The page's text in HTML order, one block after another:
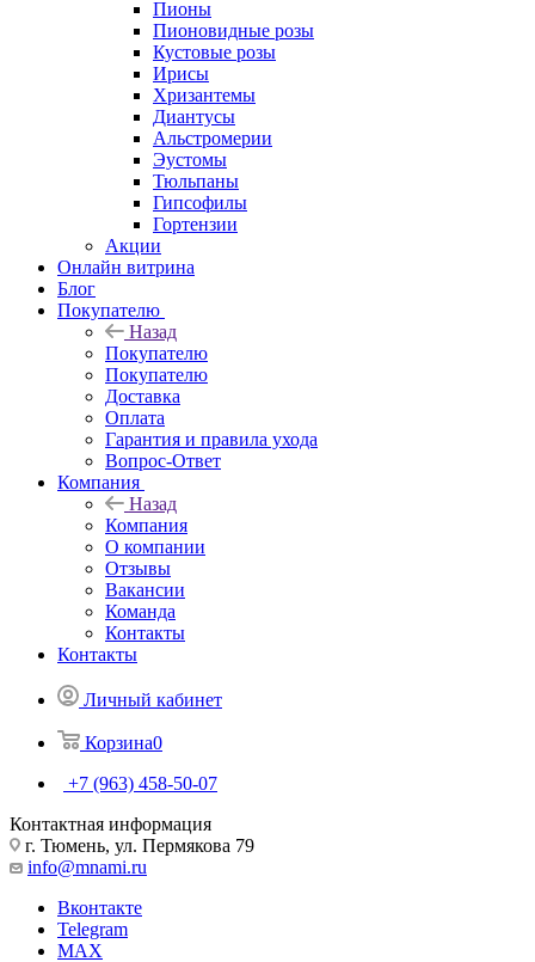
Пионы
Пионовидные розы
Кустовые розы
Ирисы
Хризантемы
Диантусы
Альстромерии
Эустомы
Тюльпаны
Гипсофилы
Гортензии
Акции
Онлайн витрина
Блог
Покупателю
Назад
Покупателю
Покупателю
Доставка
Оплата
Гарантия и правила ухода
Вопрос-Ответ
Компания
Назад
Компания
О компании
Отзывы
Вакансии
Команда
Контакты
Контакты
Личный кабинет
Корзина0
+7 (963) 458-50-07
Контактная информация
г. Тюмень, ул. Пермякова 79
info@mnami.ru
Вконтакте
Telegram
MAX